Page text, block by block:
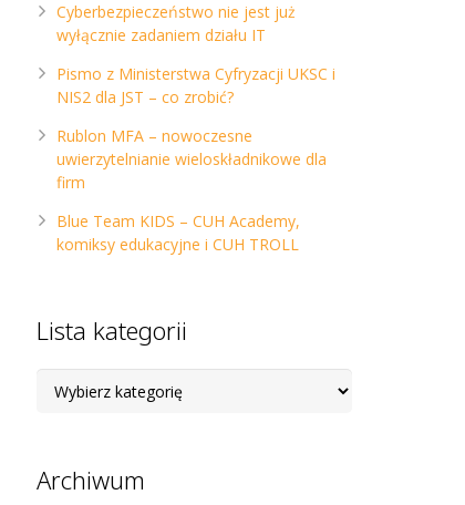
Cyberbezpieczeństwo nie jest już
wyłącznie zadaniem działu IT
Pismo z Ministerstwa Cyfryzacji UKSC i
NIS2 dla JST – co zrobić?
Rublon MFA – nowoczesne
uwierzytelnianie wieloskładnikowe dla
firm
Blue Team KIDS – CUH Academy,
komiksy edukacyjne i CUH TROLL
Lista kategorii
kategorii
Archiwum